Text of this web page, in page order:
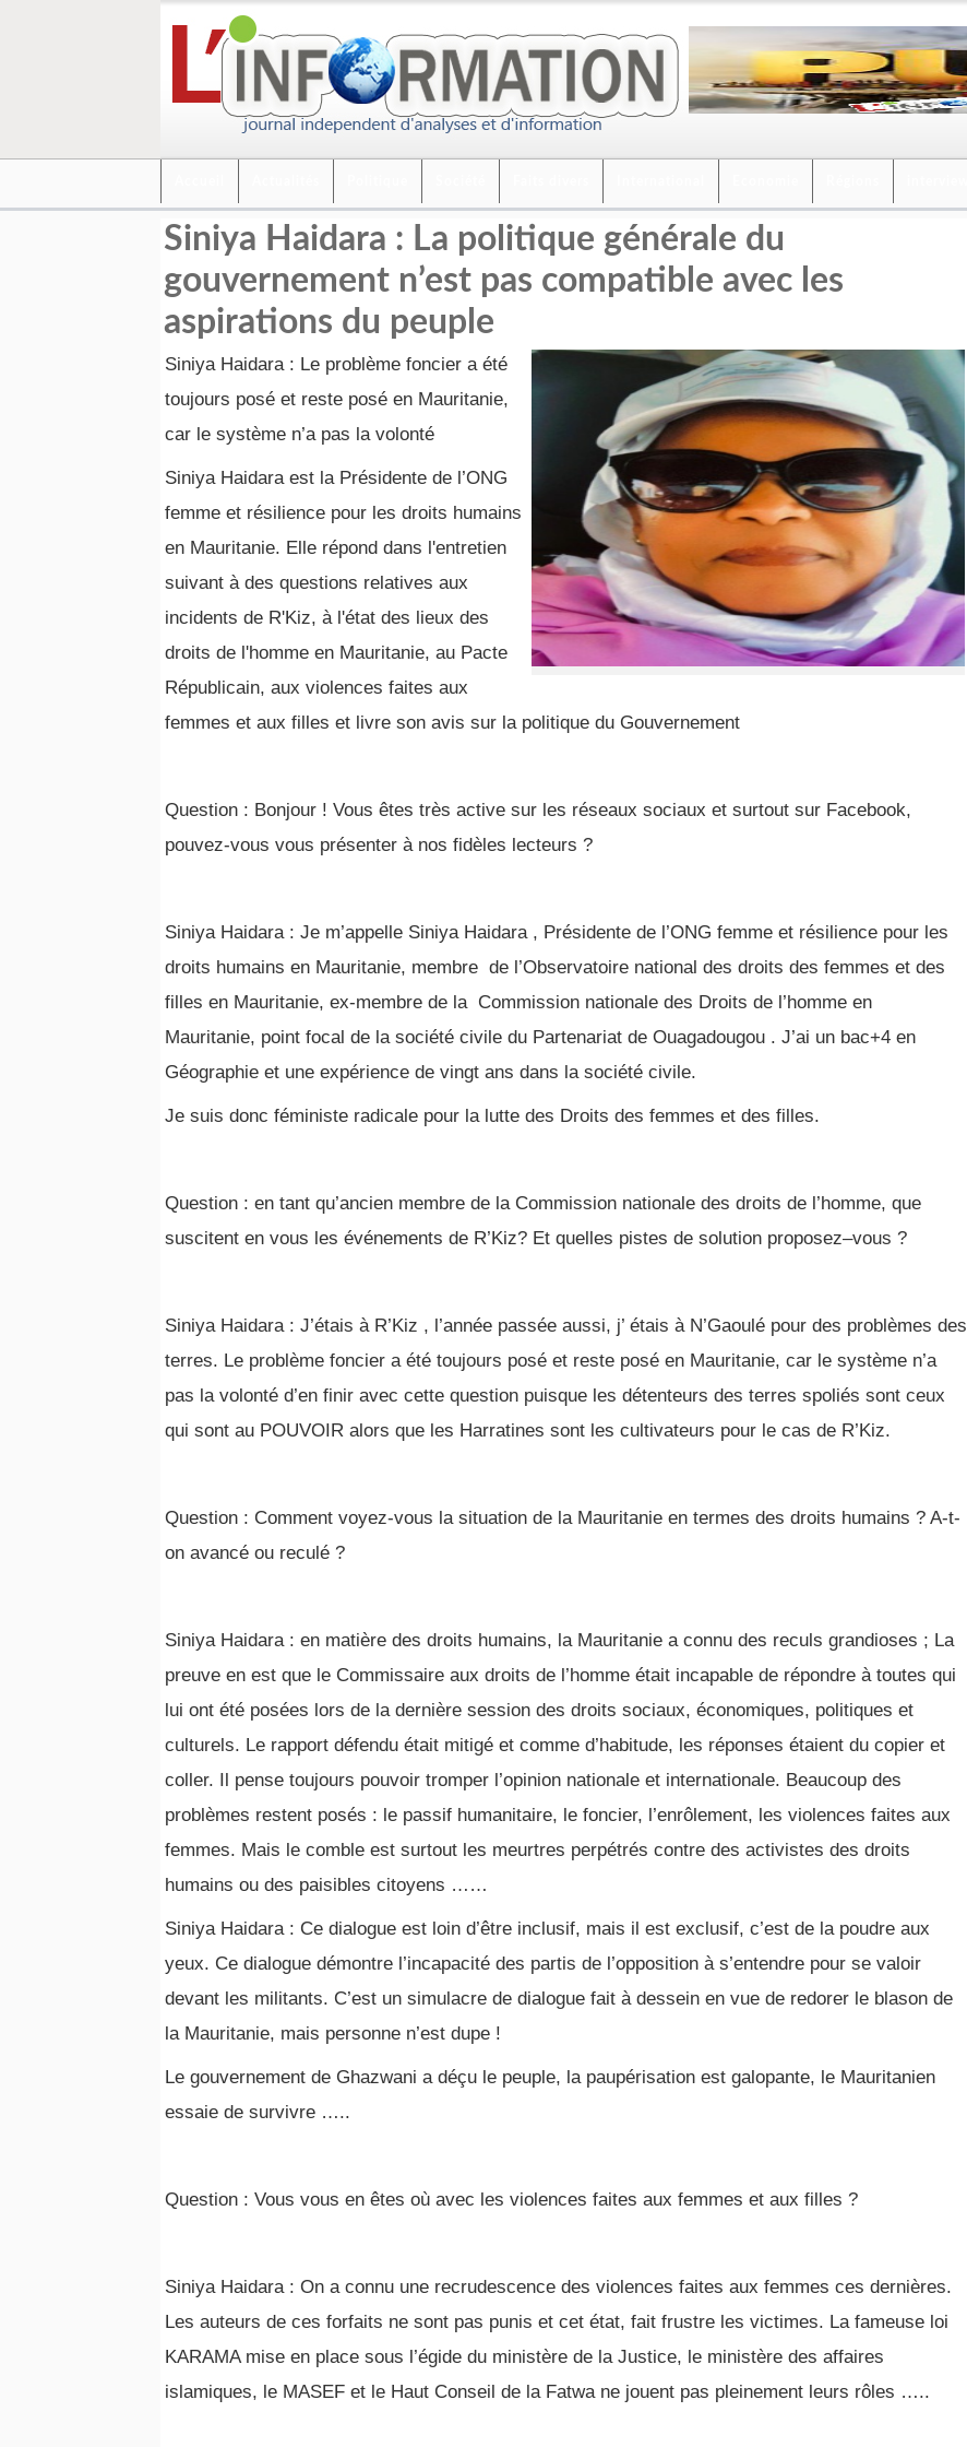
Siniya Haidara : La politique générale du
gouvernement n’est pas compatible avec les
aspirations du peuple
Siniya Haidara : Le problème foncier a été
toujours posé et reste posé en Mauritanie,
car le système n’a pas la volonté
Siniya Haidara est la Présidente de l’ONG
femme et résilience pour les droits humains
en Mauritanie. Elle répond dans l'entretien
suivant à des questions relatives aux
incidents de R'Kiz, à l'état des lieux des
droits de l'homme en Mauritanie, au Pacte
Républicain, aux violences faites aux
femmes et aux filles et livre son avis sur la politique du Gouvernement
Question : Bonjour ! Vous êtes très active sur les réseaux sociaux et surtout sur Facebook,
pouvez-vous vous présenter à nos fidèles lecteurs ?
Siniya Haidara : Je m’appelle Siniya Haidara , Présidente de l’ONG femme et résilience pour les
droits humains en Mauritanie, membre de l’Observatoire national des droits des femmes et des
filles en Mauritanie, ex-membre de la Commission nationale des Droits de l’homme en
Mauritanie, point focal de la société civile du Partenariat de Ouagadougou . J’ai un bac+4 en
Géographie et une expérience de vingt ans dans la société civile.
Je suis donc féministe radicale pour la lutte des Droits des femmes et des filles.
Question : en tant qu’ancien membre de la Commission nationale des droits de l’homme, que
suscitent en vous les événements de R’Kiz? Et quelles pistes de solution proposez–vous ?
Siniya Haidara : J’étais à R’Kiz , l’année passée aussi, j’ étais à N’Gaoulé pour des problèmes des
terres. Le problème foncier a été toujours posé et reste posé en Mauritanie, car le système n’a
pas la volonté d’en finir avec cette question puisque les détenteurs des terres spoliés sont ceux
qui sont au POUVOIR alors que les Harratines sont les cultivateurs pour le cas de R’Kiz.
Question : Comment voyez-vous la situation de la Mauritanie en termes des droits humains ? A-t-
on avancé ou reculé ?
Siniya Haidara : en matière des droits humains, la Mauritanie a connu des reculs grandioses ; La
preuve en est que le Commissaire aux droits de l’homme était incapable de répondre à toutes qui
lui ont été posées lors de la dernière session des droits sociaux, économiques, politiques et
culturels. Le rapport défendu était mitigé et comme d’habitude, les réponses étaient du copier et
coller. Il pense toujours pouvoir tromper l’opinion nationale et internationale. Beaucoup des
problèmes restent posés : le passif humanitaire, le foncier, l’enrôlement, les violences faites aux
femmes. Mais le comble est surtout les meurtres perpétrés contre des activistes des droits
humains ou des paisibles citoyens ……
Siniya Haidara : Ce dialogue est loin d’être inclusif, mais il est exclusif, c’est de la poudre aux
yeux. Ce dialogue démontre l’incapacité des partis de l’opposition à s’entendre pour se valoir
devant les militants. C’est un simulacre de dialogue fait à dessein en vue de redorer le blason de
la Mauritanie, mais personne n’est dupe !
Le gouvernement de Ghazwani a déçu le peuple, la paupérisation est galopante, le Mauritanien
essaie de survivre …..
Question : Vous vous en êtes où avec les violences faites aux femmes et aux filles ?
Siniya Haidara : On a connu une recrudescence des violences faites aux femmes ces dernières.
Les auteurs de ces forfaits ne sont pas punis et cet état, fait frustre les victimes. La fameuse loi
KARAMA mise en place sous l’égide du ministère de la Justice, le ministère des affaires
islamiques, le MASEF et le Haut Conseil de la Fatwa ne jouent pas pleinement leurs rôles …..